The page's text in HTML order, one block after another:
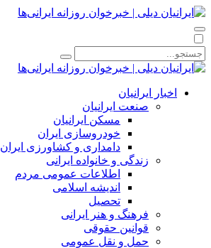
اخبار ایرانیان
صنعت ایرانیان
مسکن ایرانیان
خودروسازی ایران
دامداری و کشاورزی ایران
زندگی و خانواده ایرانی
اطلاعات عمومی مردم
اندیشه اسلامی
تحصیل
فرهنگ و هنر ایرانی
قوانین حقوقی
حمل و نقل عمومی